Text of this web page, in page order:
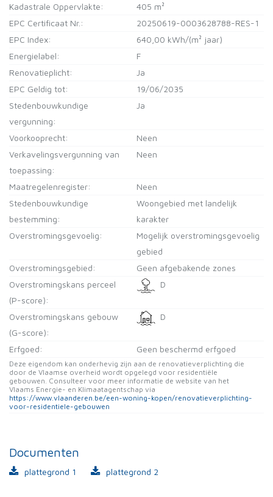
Kadastrale Oppervlakte:
405 m²
EPC Certificaat Nr.:
20250619-0003628788-RES-1
EPC Index:
640,00 kWh/(m² jaar)
Energielabel:
F
Renovatieplicht:
Ja
EPC Geldig tot:
19/06/2035
Stedenbouwkundige
vergunning:
Ja
Voorkooprecht:
Neen
Verkavelingsvergunning van
toepassing:
Neen
Maatregelenregister:
Neen
Stedenbouwkundige
bestemming:
Woongebied met landelijk
karakter
Overstromingsgevoelig:
Mogelijk overstromingsgevoelig
gebied
Overstromingsgebied:
Geen afgebakende zones
Overstromingskans perceel
(P-score):
D
Overstromingskans gebouw
(G-score):
D
Erfgoed: Geen beschermd erfgoed
Deze eigendom kan onderhevig zijn aan de renovatieverplichting die
door de Vlaamse overheid wordt opgelegd voor residentiële
gebouwen. Consulteer voor meer informatie de website van het
Vlaams Energie- en Klimaatagentschap via
https://www.vlaanderen.be/een-woning-kopen/renovatieverplichting-
voor-residentiele-gebouwen
Documenten
plattegrond 1 plattegrond 2